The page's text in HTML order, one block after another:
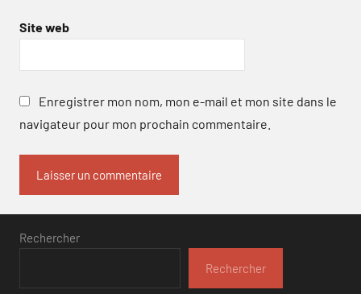
Site web
Enregistrer mon nom, mon e-mail et mon site dans le
navigateur pour mon prochain commentaire.
Rechercher
Rechercher